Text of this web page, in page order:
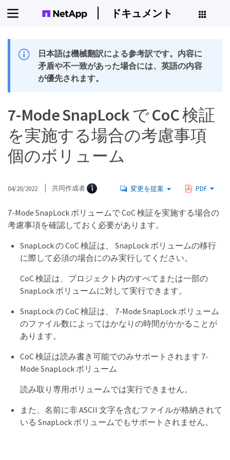
ドキュメント
日本語は機械翻訳による参考訳です。内容に
矛盾や不一致があった場合には、英語の内容
が優先されます。
7-Mode SnapLock で CoC 検証
を実施する場合の考慮事項
個のボリューム
04/20/2022 共同作成者 変更を提案 PDF
7-Mode SnapLock ボリュームで CoC 検証を実施する場合の
考慮事項を確認しておく必要があります。
SnapLock の CoC 検証は、 SnapLock ボリュームの移行
に際して必須の場合にのみ実行してください。
CoC 検証は、プロジェクト内のすべてまたは一部の
SnapLock ボリュームに対して実行できます。
SnapLock の CoC 検証は、 7-Mode SnapLock ボリューム
のファイル数によってはかなりの時間がかかることが
あります。
CoC 検証は読み書き可能でのみサポートされます 7-
Mode SnapLock ボリューム
読み取り専用ボリュームでは実行できません。
また、名前に非 ASCII 文字を含むファイルが格納されて
いる SnapLock ボリュームでもサポートされません。